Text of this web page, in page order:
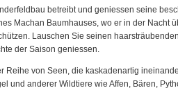
betreibt und geniessen seine
Machan Baumhauses, wo er in der Nacht
Lauschen Sie seinen
der Saison geniessen.
Reihe von Seen, die kaskadenartig
und anderer Wildtiere wie Affen, Bären,